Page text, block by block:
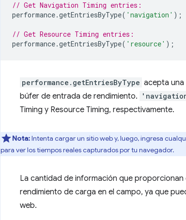
// Get Navigation Timing entries:
performance.getEntriesByType( 'navigation' );
// Get Resource Timing entries:
performance.getEntriesByType( 'resource' );
performance.getEntriesByType acepta
búfer de entrada de rendimiento.
Timing y Resource Timing, respectivamente.
Nota:Intenta cargar un sitio web y, luego, ingresa
para ver los tiempos reales capturados por tu navegador.
La cantidad de información que
rendimiento de carga en el campo, ya que
web.